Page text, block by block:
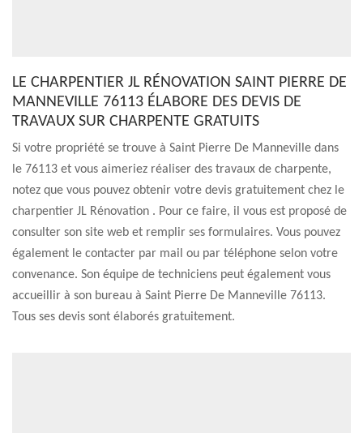
LE CHARPENTIER JL RÉNOVATION SAINT PIERRE DE
MANNEVILLE 76113 ÉLABORE DES DEVIS DE
TRAVAUX SUR CHARPENTE GRATUITS
Si votre propriété se trouve à Saint Pierre De Manneville dans
le 76113 et vous aimeriez réaliser des travaux de charpente,
notez que vous pouvez obtenir votre devis gratuitement chez le
charpentier JL Rénovation . Pour ce faire, il vous est proposé de
consulter son site web et remplir ses formulaires. Vous pouvez
également le contacter par mail ou par téléphone selon votre
convenance. Son équipe de techniciens peut également vous
accueillir à son bureau à Saint Pierre De Manneville 76113.
Tous ses devis sont élaborés gratuitement.